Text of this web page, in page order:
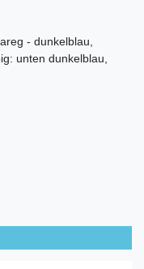
- dunkelblau,
unten dunkelblau,